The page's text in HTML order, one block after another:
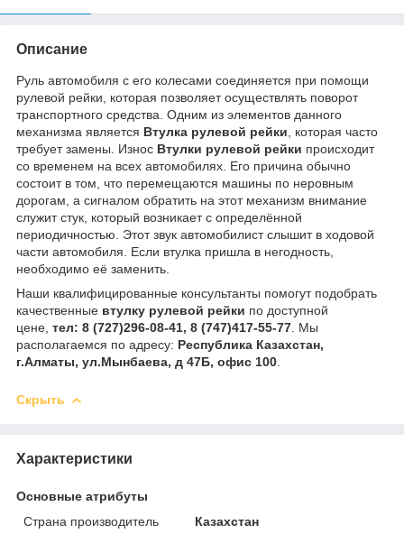
Описание
Руль автомобиля с его колесами соединяется при помощи
рулевой рейки, которая позволяет осуществлять поворот
транспортного средства. Одним из элементов данного
механизма является Втулка рулевой рейки , которая часто
требует замены. Износ Втулки рулевой рейки происходит
со временем на всех автомобилях. Его причина обычно
состоит в том, что перемещаются машины по неровным
дорогам, а сигналом обратить на этот механизм внимание
служит стук, который возникает с определённой
периодичностью. Этот звук автомобилист слышит в ходовой
части автомобиля. Если втулка пришла в негодность,
необходимо её заменить.
Наши квалифицированные консультанты помогут подобрать
качественные втулку рулевой рейки по доступной
цене, тел: 8 (727)296-08-41, 8 (747)417-55-77 . Мы
располагаемся по адресу: Республика Казахстан,
г.Алматы, ул.Мынбаева, д 47Б, офис 100
Скрыть
Характеристики
Основные атрибуты
Страна производитель
Казахстан